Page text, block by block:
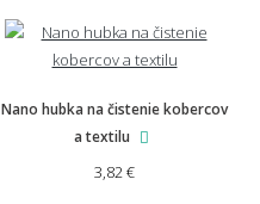
Nano hubka na čistenie kobercov
a textilu
3,82 €